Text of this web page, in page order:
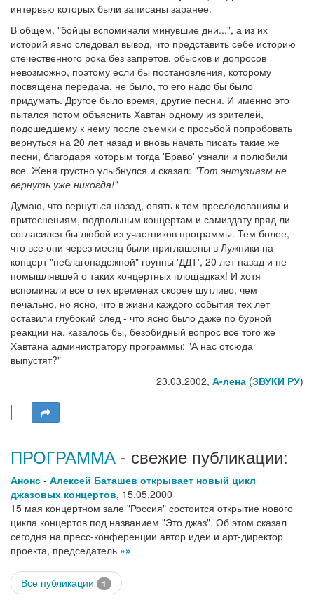
интервью которых были записаны заранее.
В общем, "бойцы вспоминали минувшие дни...", а из их
историй явно следовал вывод, что представить себе историю
отечественного рока без запретов, обысков и допросов
невозможно, поэтому если бы постановления, которому
посвящена передача, не было, то его надо бы было
придумать. Другое было время, другие песни. И именно это
пытался потом объяснить Хавтан одному из зрителей,
подошедшему к нему после съемки с просьбой попробовать
вернуться на 20 лет назад и вновь начать писать такие же
песни, благодаря которым тогда 'Браво' узнали и полюбили
все. Женя грустно улыбнулся и сказал: "Тот энтузиазм не
вернуть уже никогда!"
Думаю, что вернуться назад, опять к тем преследованиям и
притеснениям, подпольным концертам и самиздату вряд ли
согласился бы любой из участников программы. Тем более,
что все они через месяц были приглашены в Лужники на
концерт "неблагонадежной" группы 'ДДТ', 20 лет назад и не
помышлявшей о таких концертных площадках! И хотя
вспоминали все о тех временах скорее шутливо, чем
печально, но ясно, что в жизни каждого события тех лет
оставили глубокий след - что ясно было даже по бурной
реакции на, казалось бы, безобидный вопрос все того же
Хавтана администратору программы: "А нас отсюда
выпустят?"
23.03.2002, А-лена (ЗВУКИ РУ)
ПРОГРАММА - свежие публикации:
Анонс - Алексей Баташев открывает новый цикл
джазовых концертов, 15.05.2000
15 мая концертном зале "Россия" состоится открытие нового
цикла концертов под названием "Это джаз". Об этом сказал
сегодня на пресс-конференции автор идеи и арт-директор
проекта, председатель »»
Все публикации 1